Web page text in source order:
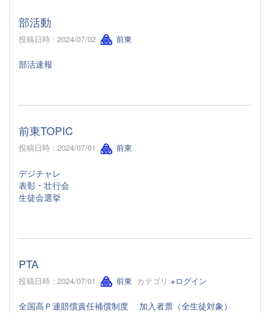
部活動
投稿日時 : 2024/07/02 前東
部活速報
前東TOPIC
投稿日時 : 2024/07/01 前東
デジチャレ
表彰・壮行会
生徒会選挙
PTA
投稿日時 : 2024/07/01 前東 カテゴリ:※ログイン
全国高Ｐ連賠償責任補償制度 加入者票（全生徒対象）